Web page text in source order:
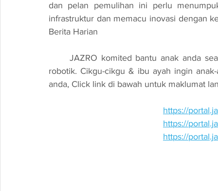
dan pelan pemulihan ini perlu
infrastruktur dan memacu inovasi dengan
Berita Harian
robotik. Cikgu-cikgu & ibu ayah ingin
anda, Click link di bawah untuk maklumat
https://
https://
https://